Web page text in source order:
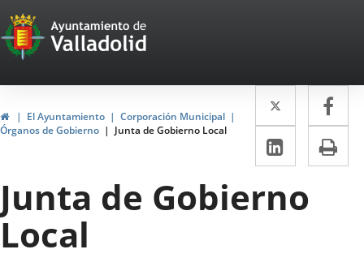
Portal
Web
del
Ayuntamiento
de
Valladolid
InicioEl Ayuntamiento
Corporación Municipal
Órganos de Gobierno
Junta de Gobierno Local
Twitter
Enlace
a
una
externa.
a
LinkedIn
Enlace
a
una
Junta de Gobierno
Local